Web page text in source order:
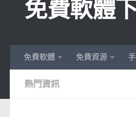
免費軟體
免費軟體 免費資源
熱門資訊